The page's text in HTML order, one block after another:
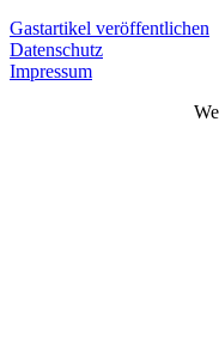
Gastartikel veröffentlichen
Datenschutz
Impressum